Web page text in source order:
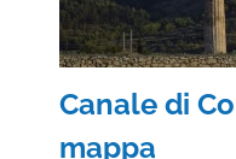
Canale di
mappa